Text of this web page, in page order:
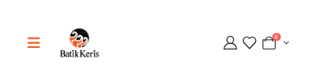
0